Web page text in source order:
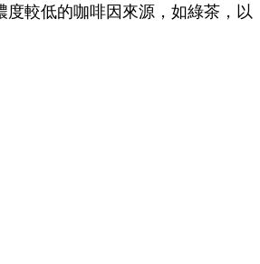
度較低的咖啡因來源，如綠茶，以